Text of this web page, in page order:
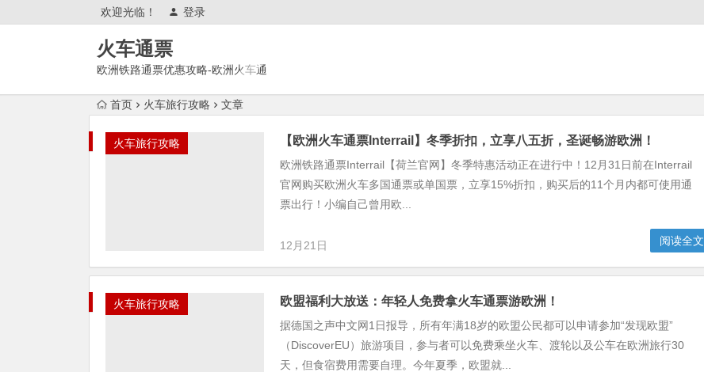
欢迎光临！ 登录
火车通票
欧洲铁路通票优惠攻略-欧洲火车通
首页 火车旅行攻略 文章
火车旅行攻略 【欧洲火车通票Interrail】冬季折扣，立享八五折，圣诞畅游欧洲！
欧洲铁路通票Interrail【荷兰官网】冬季特惠活动正在进行中！12月31日前在Interrail
官网购买欧洲火车多国通票或单国票，立享15%折扣，购买后的11个月内都可使用通
票出行！小编自己曾用欧...
12月21日 阅读全文
火车旅行攻略 欧盟福利大放送：年轻人免费拿火车通票游欧洲！
据德国之声中文网1日报导，所有年满18岁的欧盟公民都可以申请参加“发现欧盟”
（DiscoverEU）旅游项目，参与者可以免费乘坐火车、渡轮以及公车在欧洲旅行30
天，但食宿费用需要自理。今年夏季，欧盟就...